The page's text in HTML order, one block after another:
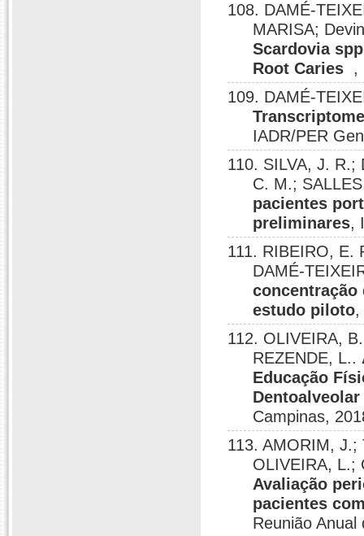
108. DAMÉ-
MARISA;
Scardovia
Root Caries ,
109. DAMÉ-
IADR/PER
110. SILVA, J. R.;
C. M.;
pacientes
preliminares,
111. RIBEIRO, E.
DAMÉ-
concentração
estudo piloto,
112. OLIVEIRA,
REZENDE, L..
Educação
Campinas,
113. AMORIM, J.;
OLIVEIRA, L.;
Avaliação
pacientes
Reunião